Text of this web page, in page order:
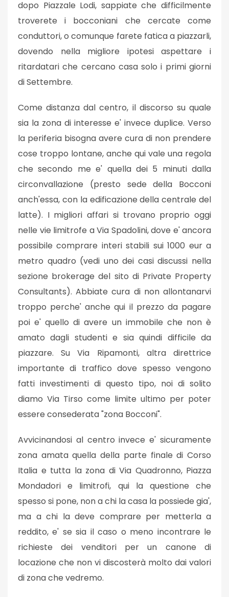
dopo Piazzale Lodi, sappiate che difficilmente
troverete i bocconiani che cercate come
conduttori, o comunque farete fatica a piazzarli,
dovendo nella migliore ipotesi aspettare i
ritardatari che cercano casa solo i primi giorni
di Settembre.
Come distanza dal centro, il discorso su quale
sia la zona di interesse e' invece duplice. Verso
la periferia bisogna avere cura di non prendere
cose troppo lontane, anche qui vale una regola
che secondo me e' quella dei 5 minuti dalla
circonvallazione (presto sede della Bocconi
anch'essa, con la edificazione della centrale del
latte). I migliori affari si trovano proprio oggi
nelle vie limitrofe a Via Spadolini, dove e' ancora
possibile comprare interi stabili sui 1000 eur a
metro quadro (vedi uno dei casi discussi nella
sezione brokerage del sito di Private Property
Consultants). Abbiate cura di non allontanarvi
troppo perche' anche qui il prezzo da pagare
poi e' quello di avere un immobile che non è
amato dagli studenti e sia quindi difficile da
piazzare. Su Via Ripamonti, altra direttrice
importante di traffico dove spesso vengono
fatti investimenti di questo tipo, noi di solito
diamo Via Tirso come limite ultimo per poter
essere consederata "zona Bocconi".
Avvicinandosi al centro invece e' sicuramente
zona amata quella della parte finale di Corso
Italia e tutta la zona di Via Quadronno, Piazza
Mondadori e limitrofi, qui la questione che
spesso si pone, non a chi la casa la possiede gia',
ma a chi la deve comprare per metterla a
reddito, e' se sia il caso o meno incontrare le
richieste dei venditori per un canone di
locazione che non vi discosterà molto dai valori
di zona che vedremo.